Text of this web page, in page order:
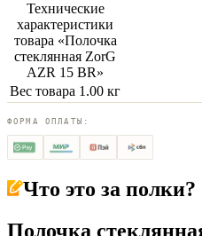
Технические
характеристики
товара «Полочка
стеклянная ZorG
AZR 15 BR»
Вес товара 1.00 кг
ФОРМА ОПЛАТЫ:
Что это за полки?
Полочка